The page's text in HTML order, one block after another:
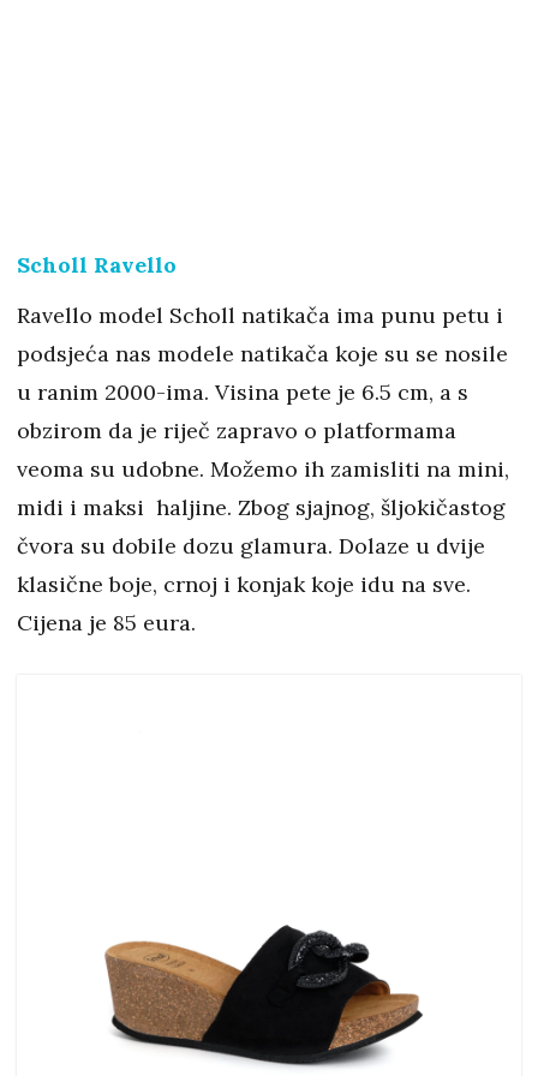
Scholl Ravello
Ravello model Scholl natikača ima punu petu i
podsjeća nas modele natikača koje su se nosile
u ranim 2000-ima. Visina pete je 6.5 cm, a s
obzirom da je riječ zapravo o platformama
veoma su udobne. Možemo ih zamisliti na mini,
midi i maksi haljine. Zbog sjajnog, šljokičastog
čvora su dobile dozu glamura. Dolaze u dvije
klasične boje, crnoj i konjak koje idu na sve.
Cijena je 85 eura.